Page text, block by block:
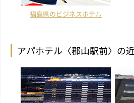
福島県のビジネスホテル
アパホテル〈郡山駅前〉の